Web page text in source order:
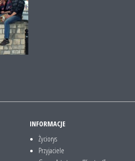
INFORMACJE
Życiorys
Przyjaciele